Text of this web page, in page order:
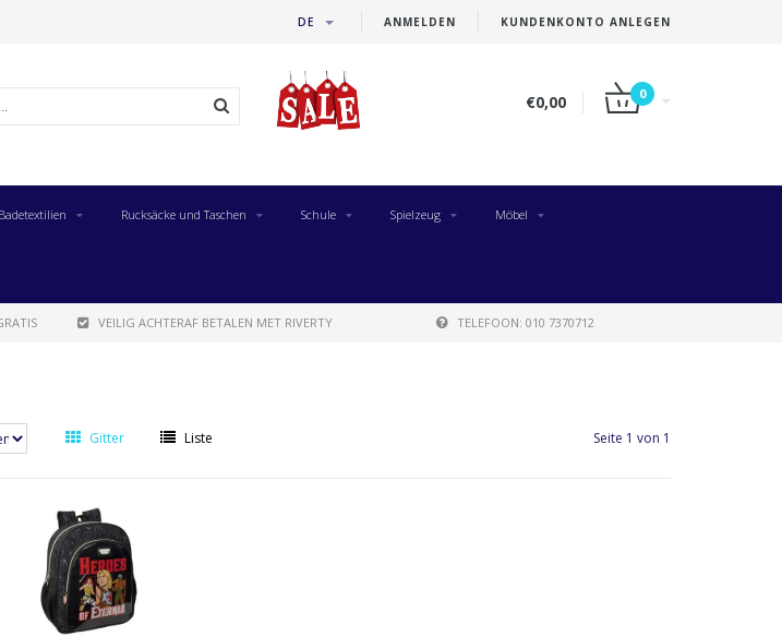
ANMELDEN KUNDENKONTO ANLEGEN
DE
€0,00 0
Badetextilien Rucksäcke und Taschen Schule Spielzeug Möbel
VEILIG ACHTERAF BETALEN MET RIVERTY TELEFOON: 010 7370712
Gitter Liste Seite 1 von 1